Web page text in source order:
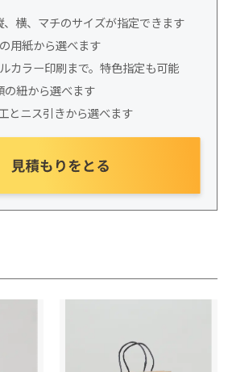
、横、マチのサイズが指定できます
用紙から選べます
カラー印刷まで。特色指定も可能
の紐から選べます
とニス引きから選べます